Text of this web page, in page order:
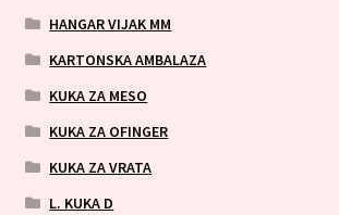
HANGAR VIJAK MM
KARTONSKA AMBALAZA
KUKA ZA MESO
KUKA ZA OFINGER
KUKA ZA VRATA
L. KUKA D